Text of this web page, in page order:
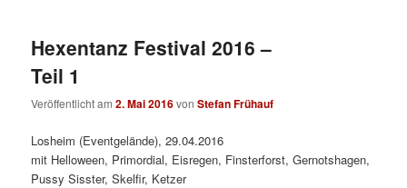
Hexentanz Festival 2016 –
Teil 1
Veröffentlicht am2. Mai 2016vonStefan Frühauf
Losheim (Eventgelände), 29.04.2016
mit Helloween, Primordial, Eisregen, Finsterforst, Gernotshagen,
Pussy Sisster, Skelfir, Ketzer